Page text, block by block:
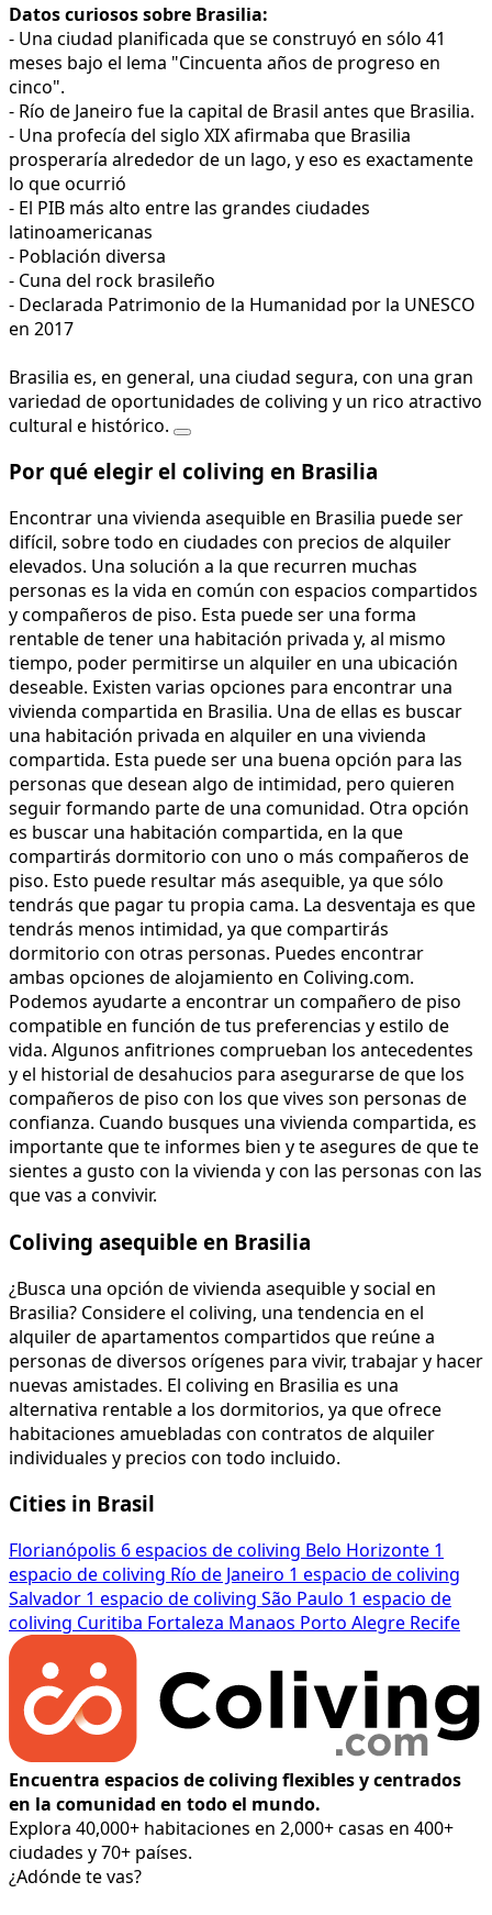
Datos curiosos sobre Brasilia:
- Una ciudad planificada que se construyó en sólo 41
meses bajo el lema "Cincuenta años de progreso en
cinco".
- Río de Janeiro fue la capital de Brasil antes que Brasilia.
- Una profecía del siglo XIX afirmaba que Brasilia
prosperaría alrededor de un lago, y eso es exactamente
lo que ocurrió
- El PIB más alto entre las grandes ciudades
latinoamericanas
- Población diversa
- Cuna del rock brasileño
- Declarada Patrimonio de la Humanidad por la UNESCO
en 2017
Brasilia es, en general, una ciudad segura, con una gran
variedad de oportunidades de coliving y un rico atractivo
cultural e histórico.
Por qué elegir el coliving en Brasilia
Encontrar una vivienda asequible en Brasilia puede ser
difícil, sobre todo en ciudades con precios de alquiler
elevados. Una solución a la que recurren muchas
personas es la vida en común con espacios compartidos
y compañeros de piso. Esta puede ser una forma
rentable de tener una habitación privada y, al mismo
tiempo, poder permitirse un alquiler en una ubicación
deseable. Existen varias opciones para encontrar una
vivienda compartida en Brasilia. Una de ellas es buscar
una habitación privada en alquiler en una vivienda
compartida. Esta puede ser una buena opción para las
personas que desean algo de intimidad, pero quieren
seguir formando parte de una comunidad. Otra opción
es buscar una habitación compartida, en la que
compartirás dormitorio con uno o más compañeros de
piso. Esto puede resultar más asequible, ya que sólo
tendrás que pagar tu propia cama. La desventaja es que
tendrás menos intimidad, ya que compartirás
dormitorio con otras personas. Puedes encontrar
ambas opciones de alojamiento en Coliving.com.
Podemos ayudarte a encontrar un compañero de piso
compatible en función de tus preferencias y estilo de
vida. Algunos anfitriones comprueban los antecedentes
y el historial de desahucios para asegurarse de que los
compañeros de piso con los que vives son personas de
confianza. Cuando busques una vivienda compartida, es
importante que te informes bien y te asegures de que te
sientes a gusto con la vivienda y con las personas con las
que vas a convivir.
Coliving asequible en Brasilia
¿Busca una opción de vivienda asequible y social en
Brasilia? Considere el coliving, una tendencia en el
alquiler de apartamentos compartidos que reúne a
personas de diversos orígenes para vivir, trabajar y hacer
nuevas amistades. El coliving en Brasilia es una
alternativa rentable a los dormitorios, ya que ofrece
habitaciones amuebladas con contratos de alquiler
individuales y precios con todo incluido.
Cities in Brasil
Florianópolis 6 espacios de coliving Belo Horizonte 1
espacio de coliving Río de Janeiro 1 espacio de coliving
Salvador 1 espacio de coliving São Paulo 1 espacio de
coliving Curitiba Fortaleza Manaos Porto Alegre Recife
Encuentra espacios de coliving flexibles y centrados
en la comunidad en todo el mundo.
Explora 40,000+ habitaciones en 2,000+ casas en 400+
ciudades y 70+ países.
¿Adónde te vas?